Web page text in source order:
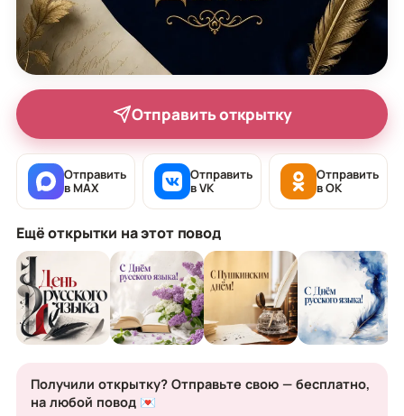
Отправить открытку
Отправить
в MAX
Отправить
в VK
Отправить
в OK
Ещё открытки на этот повод
Получили открытку? Отправьте свою — бесплатно,
на любой повод 💌